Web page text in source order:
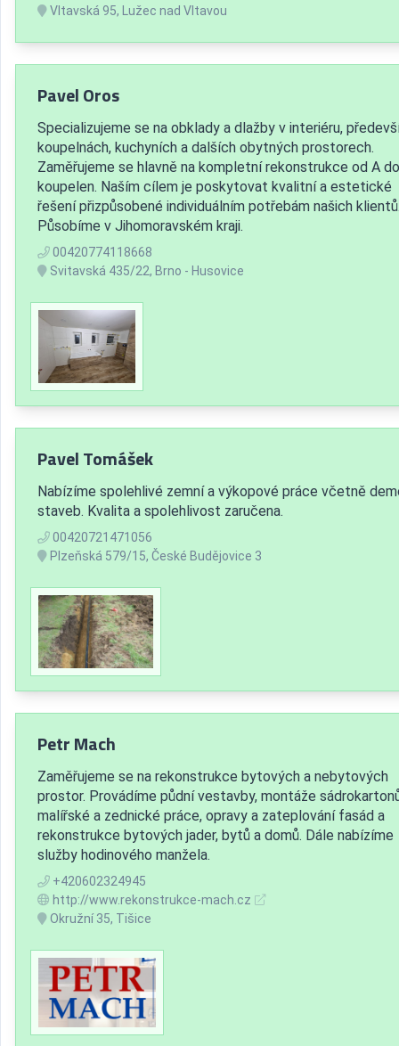
Vltavská 95, Lužec nad Vltavou
Pavel Oros
Specializujeme se na obklady a dlažby v interiéru,
koupelnách, kuchyních a dalších obytných prostorech.
Zaměřujeme se hlavně na kompletní rekonstrukce od A
koupelen. Naším cílem je poskytovat kvalitní a estetické
řešení přizpůsobené individuálním potřebám našich
Působíme v Jihomoravském kraji.
00420774118668
Svitavská 435/22, Brno - Husovice
Pavel Tomášek
Nabízíme spolehlivé zemní a výkopové práce včetně
staveb. Kvalita a spolehlivost zaručena.
00420721471056
Plzeňská 579/15, České Budějovice 3
Petr Mach
Zaměřujeme se na rekonstrukce bytových a nebytových
prostor. Provádíme půdní vestavby, montáže
malířské a zednické práce, opravy a zateplování fasád a
rekonstrukce bytových jader, bytů a domů. Dále nabízíme
služby hodinového manžela.
+420602324945
http://www.rekonstrukce-mach.cz
Okružní 35, Tišice